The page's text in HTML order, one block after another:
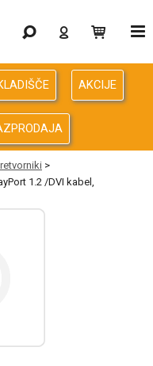
AKCIJE
>
1.2 /DVI kabel,